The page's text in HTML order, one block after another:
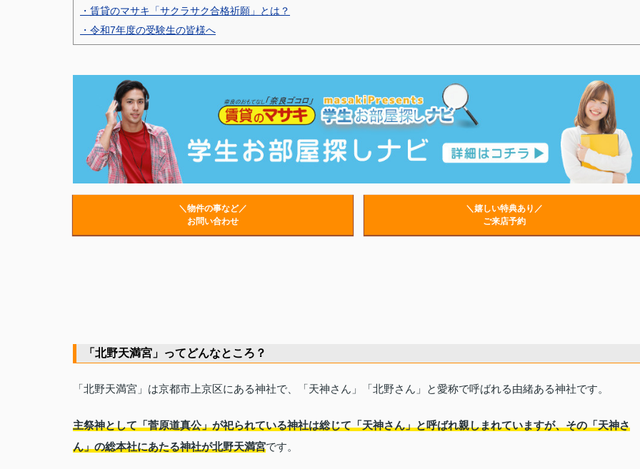
・賃貸のマサキ「サクラサク合格祈願」とは？
・令和7年度の受験生の皆様へ
＼物件の事など／
お問い合わせ
＼嬉しい特典あり／
ご来店予約
「北野天満宮」ってどんなところ？
「北野天満宮」は京都市上京区にある神社で、「天神さん」「北野さん」と愛称で呼ばれる由緒ある神社です。
主祭神として「菅原道真公」が祀られている神社は総じて「天神さん」と呼ばれ親しまれていますが、その「天神さ
ん」の総本社にあたる神社が北野天満宮です。